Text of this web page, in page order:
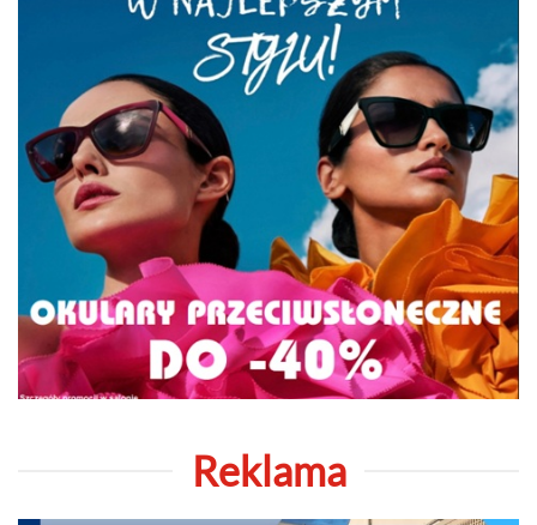
Reklama